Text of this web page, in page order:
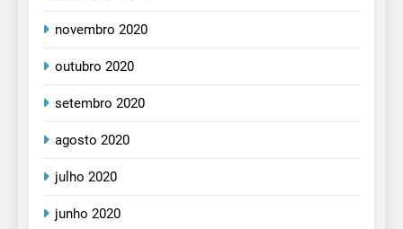
novembro 2020
outubro 2020
setembro 2020
agosto 2020
julho 2020
junho 2020